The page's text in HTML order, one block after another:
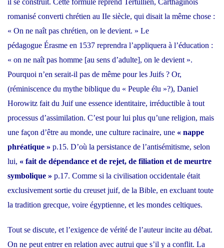
romanisé converti chrétien au IIe siècle, qui disait la même chose :
« On ne naît pas chrétien, on le devient. » Le
pédagogue Érasme en 1537 reprendra l’appliquera à l’éducation :
« on ne naît pas homme [au sens d’adulte], on le devient ».
Pourquoi n’en serait-il pas de même pour les Juifs ? Or,
(réminiscence du mythe biblique du « Peuple élu »?), Daniel
Horowitz fait du Juif une essence identitaire, irréductible à tout
processus d’assimilation. C’est pour lui plus qu’une religion, mais
une façon d’être au monde, une culture racinaire, une « nappe
phréatique » p.15. D’où la persistance de l’antisémitisme, selon
lui, « fait de dépendance et de rejet, de filiation et de meurtre
symbolique » p.17. Comme si la civilisation occidentale était
exclusivement sortie du creuset juif, de la Bible, en excluant toute
la tradition grecque, voire égyptienne, et les mondes celtiques.
Tout se discute, et l’exigence de vérité de l’auteur incite au débat.
On ne peut entrer en relation avec autrui que s’il y a conflit. La